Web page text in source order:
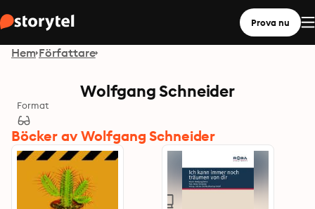
Prova nu
Hem Författare
Wolfgang Schneider
Format
Böcker av Wolfgang Schneider